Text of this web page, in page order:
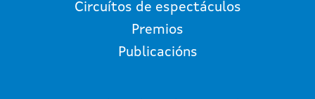
Circuítos de espectáculos
Premios
Publicacións